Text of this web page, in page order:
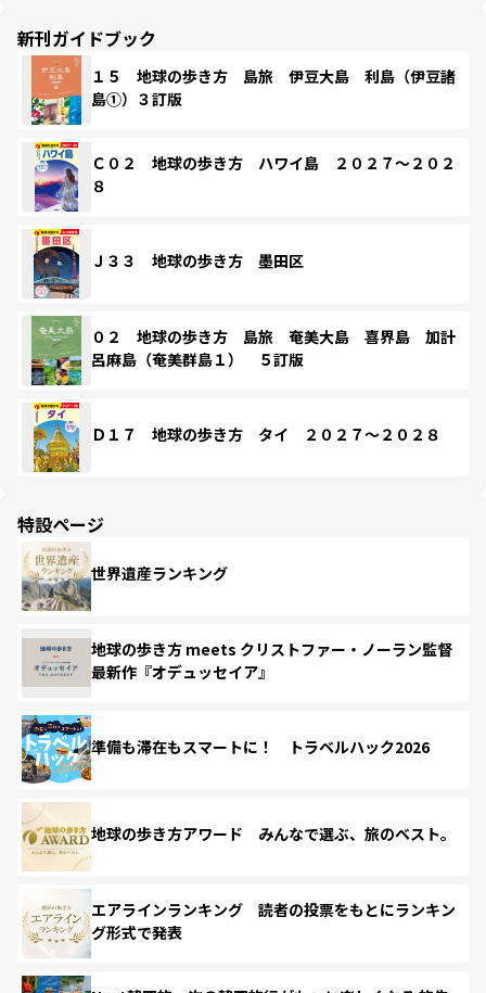
新刊ガイドブック
１５ 地球の歩き方 島旅 伊豆大島 利島（伊豆諸
島①）３訂版
Ｃ０２ 地球の歩き方 ハワイ島 ２０２７～２０２
８
Ｊ３３ 地球の歩き方 墨田区
０２ 地球の歩き方 島旅 奄美大島 喜界島 加計
呂麻島（奄美群島１） ５訂版
Ｄ１７ 地球の歩き方 タイ ２０２７～２０２８
特設ページ
世界遺産ランキング
地球の歩き方 meets クリストファー・ノーラン監督
最新作『オデュッセイア』
準備も滞在もスマートに！ トラベルハック2026
地球の歩き方アワード みんなで選ぶ、旅のベスト。
エアラインランキング 読者の投票をもとにランキン
グ形式で発表